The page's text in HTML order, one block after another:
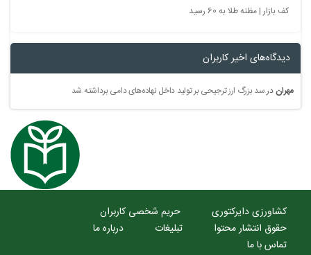
کف بازار | مظنه طلا به 60 رسید
دیدگاه‌های اخیر کاربران
مهراندرسد بزرگ ارز ترجیحی بر تولید داخل نهاده‌های دامی برداشته شد
کشاورزی دایرکتوری
حریم شخصی کاربران
حقوق انتشار محتوا
تبلیغات
درباره ما
تماس با ما